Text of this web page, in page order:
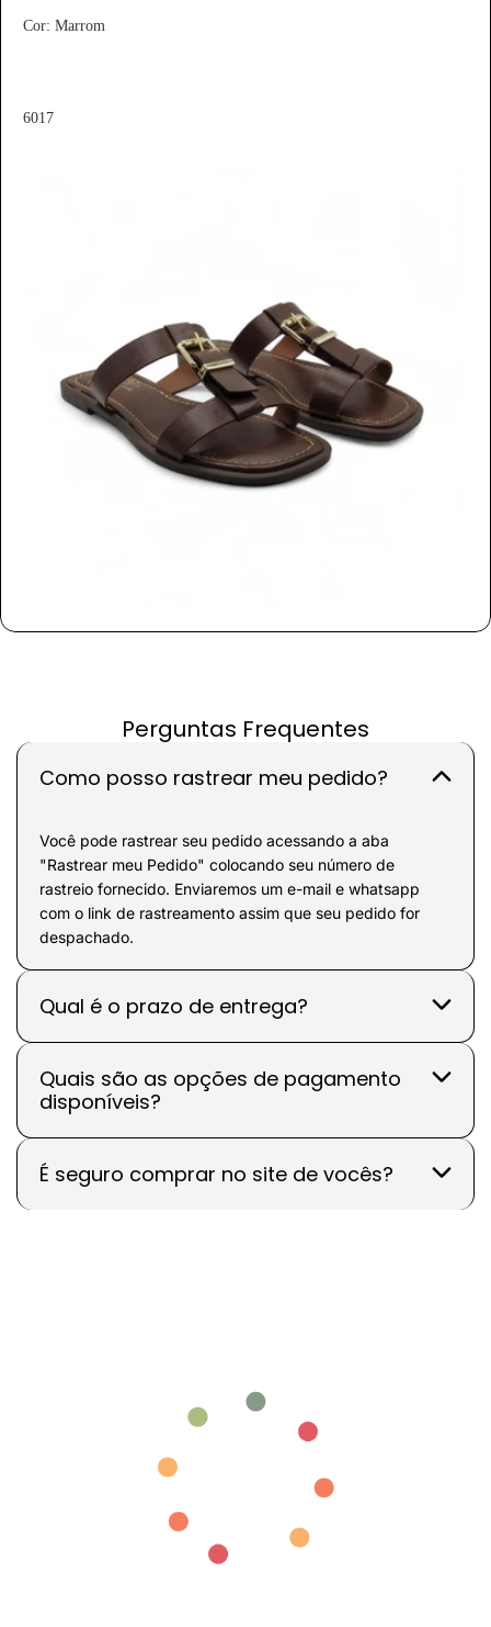
Cor: Marrom
6017
Perguntas Frequentes
Como posso rastrear meu pedido?
Você pode rastrear seu pedido acessando a aba
"Rastrear meu Pedido" colocando seu número de
rastreio fornecido. Enviaremos um e-mail e whatsapp
com o link de rastreamento assim que seu pedido for
despachado.
Qual é o prazo de entrega?
Quais são as opções de pagamento
disponíveis?
É seguro comprar no site de vocês?